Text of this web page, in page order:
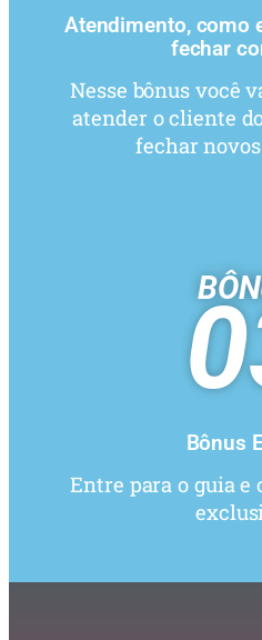
Atendimento, como
fechar
Nesse bônus você
atender o cliente
fechar
Bônus
Entre para o guia e